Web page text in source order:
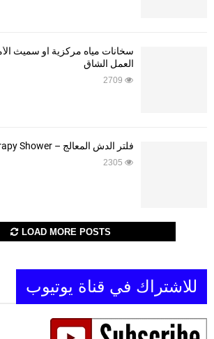
سخانات مياه مركزية او سميث
العمل الشاق
2709
فلتر الدش المعالج – Waters Therapy Shower
2305
LOAD MORE POSTS
للاشتراك في قناة يوتيوب